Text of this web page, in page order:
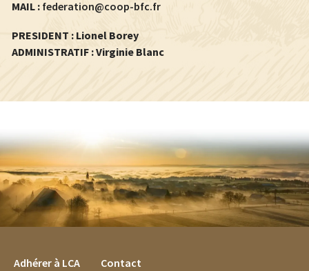
MAIL : federation@coop-bfc.fr
PRESIDENT : Lionel Borey
ADMINISTRATIF : Virginie Blanc
FOOTER MENU
Adhérer à LCA Contact